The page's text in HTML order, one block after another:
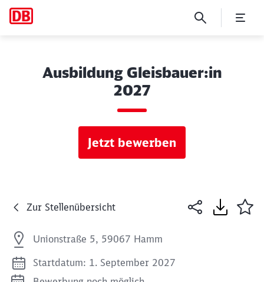
Ausbildung Gleisbauer:in
2027
Jetzt bewerben
Zur Stellenübersicht
Unionstraße 5, 59067 Hamm
Startdatum: 1. September 2027